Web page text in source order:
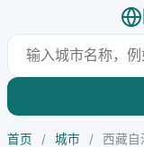
首页 / 城市 / 西藏自